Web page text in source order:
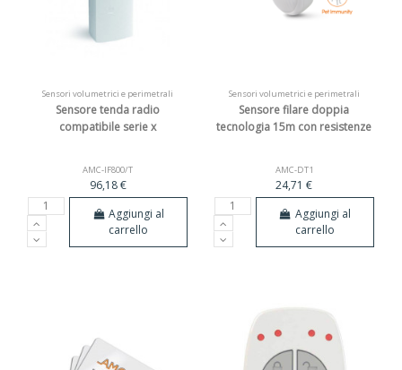
Sensori volumetrici e perimetrali
Sensore tenda radio
compatibile serie x
AMC-IF800/T
96,18 €
Aggiungi al
carrello
Sensori volumetrici e perimetrali
Sensore filare doppia
tecnologia 15m con resistenze
AMC-DT1
24,71 €
Aggiungi al
carrello